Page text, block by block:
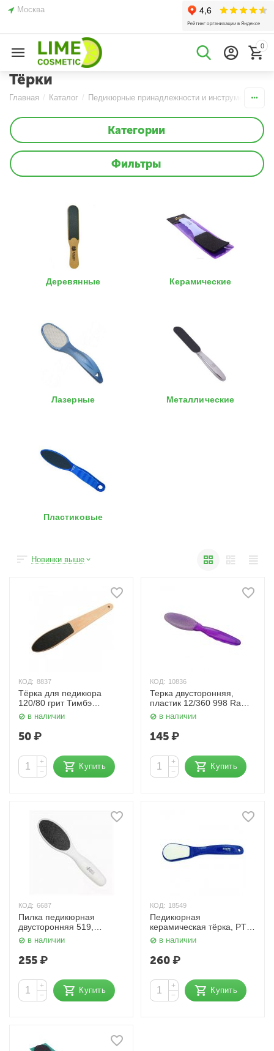
Москва
0
Тёрки
Главная / Каталог / Педикюрные принадлежности и инструменты
Категории
Фильтры
Деревянные Керамические
Лазерные Металлические
Пластиковые
Новинки выше
КОД: 8837
Тёрка для педикюра
120/80 грит Тимбэ
Продакшен
в наличии
50₽
+
−
Купить
КОД: 10836
Терка двусторонняя,
пластик 12/360 998 Rama
Roseв наличии
145₽
+
−
Купить
КОД: 6687
Пилка педикюрная
двусторонняя 519,
100/180 грит Mertz
в наличии
255₽
+
−
Купить
КОД: 18549
Педикюрная
керамическая тёрка, PT-
17 Dewal Beauty
в наличии
260₽
+
−
Купить